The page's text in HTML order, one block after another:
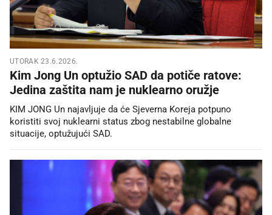
UTORAK 23.6.2026.
Kim Jong Un optužio SAD da potiče ratove:
Jedina zaštita nam je nuklearno oružje
KIM JONG Un najavljuje da će Sjeverna Koreja potpuno
koristiti svoj nuklearni status zbog nestabilne globalne
situacije, optužujući SAD.